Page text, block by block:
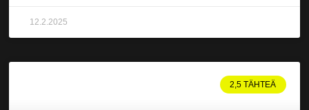
12.2.2025
2,5 TÄHTEÄ